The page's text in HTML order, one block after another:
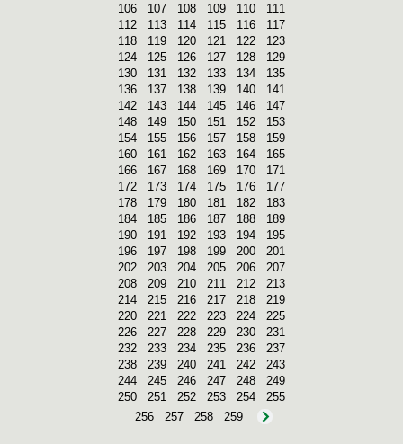
106
107 108 109 110
111
112
113 114 115 116
117
118
119 120 121 122
123
124
125 126 127 128
129
130
131 132 133 134
135
136
137 138 139 140
141
142
143 144 145 146
147
148
149 150 151 152
153
154
155 156 157 158
159
160
161 162 163 164
165
166
167 168 169 170
171
172
173 174 175 176
177
178
179 180 181 182
183
184
185 186 187 188
189
190
191 192 193 194
195
196
197 198 199 200
201
202
203 204 205 206
207
208
209 210 211 212
213
214
215 216 217 218
219
220
221 222 223 224
225
226
227 228 229 230
231
232
233 234 235 236
237
238
239 240 241 242
243
244
245 246 247 248
249
250
251 252 253 254
255
256
257 258 259